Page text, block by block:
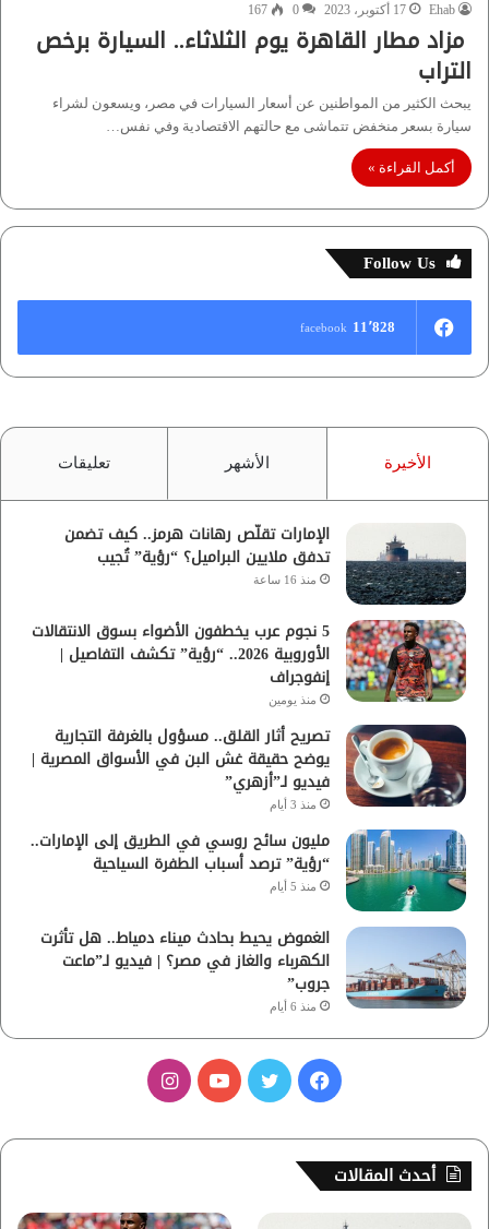
Ehab 17 أكتوبر، 2023 0
167
مزاد مطار القاهرة يوم الثلاثاء.. السيارة برخص
التراب
يبحث الكثير من المواطنين عن أسعار السيارات في مصر، ويسعون لشراء
سيارة بسعر منخفض تتماشى مع حالتهم الاقتصادية وفي نفس…
أكمل القراءة »
Follow Us
11٬828 facebook
الأخيرة الأشهر تعليقات
الإمارات تقلّص رهانات هرمز.. كيف تضمن
تدفق ملايين البراميل؟ “رؤية” تُجيب
منذ 16 ساعة
5 نجوم عرب يخطفون الأضواء بسوق الانتقالات
الأوروبية 2026.. “رؤية” تكشف التفاصيل |
إنفوجراف
منذ يومين
تصريح أثار القلق.. مسؤول بالغرفة التجارية
يوضح حقيقة غش البن في الأسواق المصرية |
فيديو لـ”أزهري”
منذ 3 أيام
مليون سائح روسي في الطريق إلى الإمارات..
“رؤية” ترصد أسباب الطفرة السياحية
منذ 5 أيام
الغموض يحيط بحادث ميناء دمياط.. هل تأثرت
الكهرباء والغاز في مصر؟ | فيديو لـ”ماعت
جروب”
منذ 6 أيام
س
ب
ي
ت
أحدث المقالات